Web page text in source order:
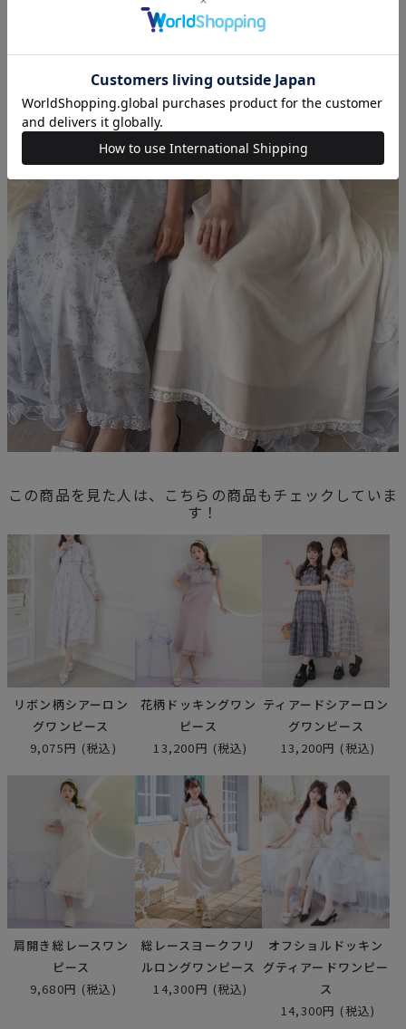
この商品を見た人は、こちらの商品もチェックしていま
す！
リボン柄シアーロン
グワンピース
9,075円 (税込)
花柄ドッキングワン
ピース
13,200円 (税込)
ティアードシアーロン
グワンピース
13,200円 (税込)
肩開き総レースワン
ピース
9,680円 (税込)
総レースヨークフリ
ルロングワンピース
14,300円 (税込)
オフショルドッキン
グティアードワンピー
ス
14,300円 (税込)